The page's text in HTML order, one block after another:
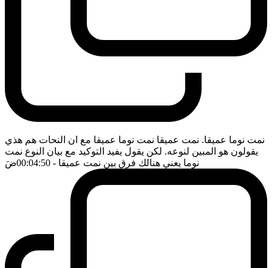
نمت نوما عميقا. نمت عميقا نمت نوما عميقا مع ان النحات هم هذي
يقولون هو المبين لنوعه. لكن يقول يفيد التوكيد مع بيان النوع نمت
نوما يعني هنالك فرق بين نمت عميقا - 00:04:50 ضَ